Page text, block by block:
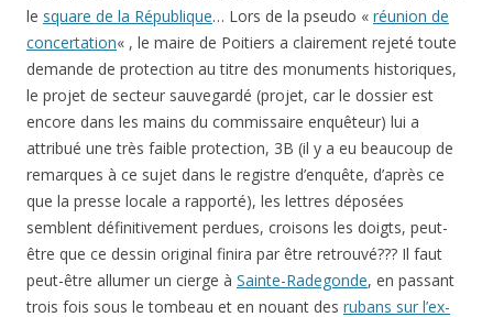
le square de la République… Lors de la pseudo « réunion de
concertation« , le maire de Poitiers a clairement rejeté toute
demande de protection au titre des monuments historiques,
le projet de secteur sauvegardé (projet, car le dossier est
encore dans les mains du commissaire enquêteur) lui a
attribué une très faible protection, 3B (il y a eu beaucoup de
remarques à ce sujet dans le registre d’enquête, d’après ce
que la presse locale a rapporté), les lettres déposées
semblent définitivement perdues, croisons les doigts, peut-
être que ce dessin original finira par être retrouvé??? Il faut
peut-être allumer un cierge à Sainte-Radegonde, en passant
trois fois sous le tombeau et en nouant des rubans sur l’ex-